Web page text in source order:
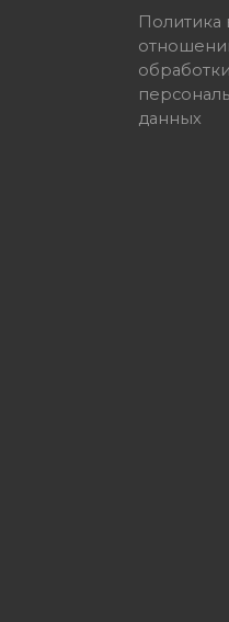
Политика
обработки
данных